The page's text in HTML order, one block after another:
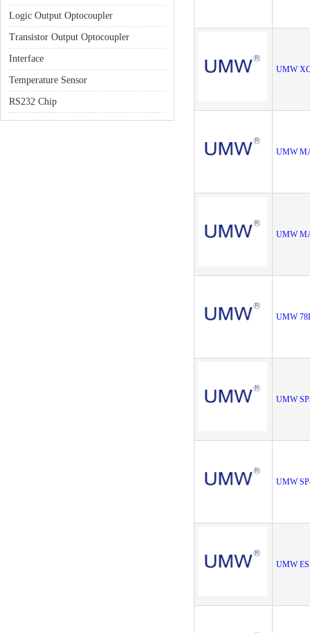
Logic Output Optocoupler
Transistor Output Optocoupler
Interface
Temperature Sensor
RS232 Chip
UMW
UMW
UMW
UMW
UMW
UMW
UMW